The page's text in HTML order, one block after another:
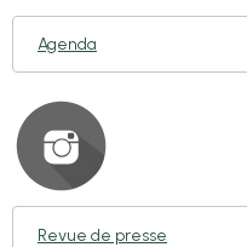
Agenda
Revue de presse